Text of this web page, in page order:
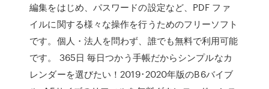
編集をはじめ、パスワードの設定など、PDF ファ
イルに関する様々な操作を行うためのフリーソフト
です。個人・法人を問わず、誰でも無料で利用可能
です。 365日 毎日つかう手帳だからシンプルなカ
レンダーを選びたい！2019･2020年版のB6バイブ